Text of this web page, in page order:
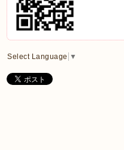
Select Language ▼